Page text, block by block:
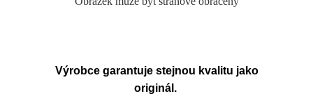
Výrobce garantuje stejnou kvalitu jako
originál.